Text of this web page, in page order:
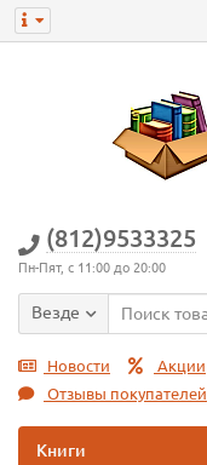
(812)9533325
Пн-Пят, с 11:00 до 20:00
Везде
Новости Акции
Отзывы покупателей
Книги